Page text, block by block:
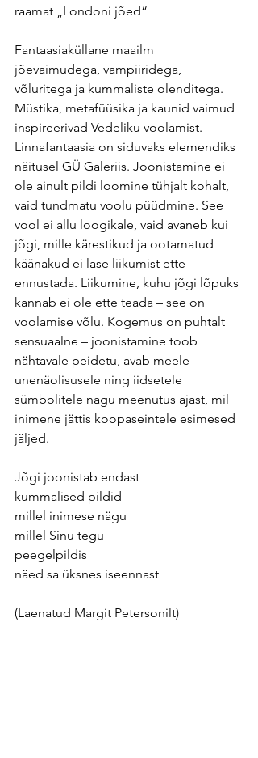
raamat „Londoni jõed“
Fantaasiaküllane maailm
jõevaimudega, vampiiridega,
võluritega ja kummaliste olenditega.
Müstika, metafüüsika ja kaunid vaimud
inspireerivad Vedeliku voolamist.
Linnafantaasia on siduvaks elemendiks
näitusel GÜ Galeriis. Joonistamine ei
ole ainult pildi loomine tühjalt kohalt,
vaid tundmatu voolu püüdmine. See
vool ei allu loogikale, vaid avaneb kui
jõgi, mille kärestikud ja ootamatud
käänakud ei lase liikumist ette
ennustada. Liikumine, kuhu jõgi lõpuks
kannab ei ole ette teada – see on
voolamise võlu. Kogemus on puhtalt
sensuaalne – joonistamine toob
nähtavale peidetu, avab meele
unenäolisusele ning iidsetele
sümbolitele nagu meenutus ajast, mil
inimene jättis koopaseintele esimesed
jäljed.
Jõgi joonistab endast
kummalised pildid
millel inimese nägu
millel Sinu tegu
peegelpildis
näed sa üksnes iseennast
(Laenatud Margit Petersonilt)